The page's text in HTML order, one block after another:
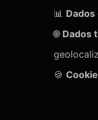
📊 Dados
🌐 Dados
🍪